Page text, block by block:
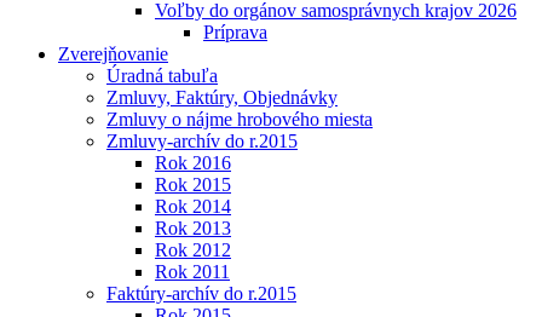
Voľby do orgánov samosprávnych krajov 2026
Príprava
Zverejňovanie
Úradná tabuľa
Zmluvy, Faktúry, Objednávky
Zmluvy o nájme hrobového miesta
Zmluvy-archív do r.2015
Rok 2016
Rok 2015
Rok 2014
Rok 2013
Rok 2012
Rok 2011
Faktúry-archív do r.2015